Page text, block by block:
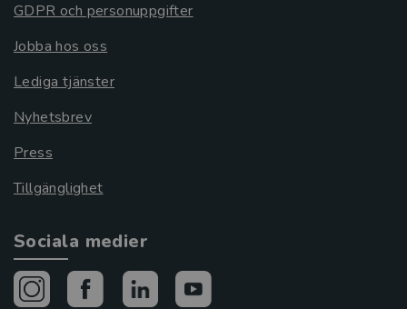
GDPR och personuppgifter
Jobba hos oss
Lediga tjänster
Nyhetsbrev
Press
Tillgänglighet
Sociala medier